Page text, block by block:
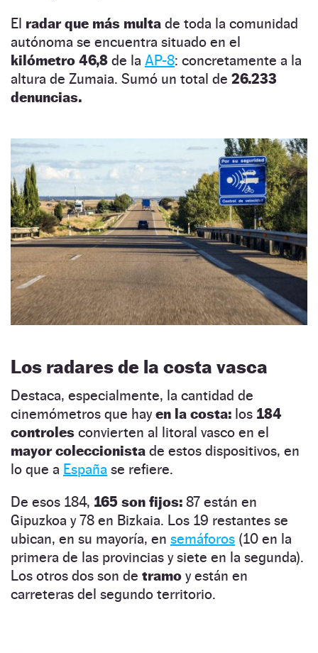
El radar que más multa de toda la comunidad
autónoma se encuentra situado en el
kilómetro 46,8 de la AP-8: concretamente a la
altura de Zumaia. Sumó un total de 26.233
denuncias.
Los radares de la costa vasca
Destaca, especialmente, la cantidad de
cinemómetros que hayen la costa: los 184
controles convierten al litoral vasco en el
mayor coleccionista de estos dispositivos, en
lo que a España se refiere.
De esos 184, 165 son fijos: 87 están en
Gipuzkoa y 78 en Bizkaia. Los 19 restantes se
ubican, en su mayoría, en semáforos (10 en la
primera de las provincias y siete en la segunda).
Los otros dos son de tramo y están en
carreteras del segundo territorio.